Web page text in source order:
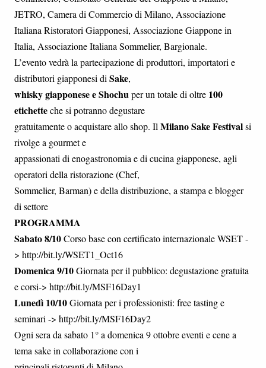
JETRO, Camera di Commercio di Milano, Associazione
Italiana Ristoratori Giapponesi, Associazione Giappone in
Italia, Associazione Italiana Sommelier, Bargionale.
L’evento vedrà la partecipazione di produttori, importatori e
distributori giapponesi diSake,
whisky giapponese e Shochuper un totale di oltre 100
etichetteche si potranno degustare
gratuitamente o acquistare allo shop. IlMilano Sake Festivalsi
rivolge a gourmet e
appassionati di enogastronomia e di cucina giapponese, agli
operatori della ristorazione (Chef,
Sommelier, Barman) e della distribuzione, a stampa e blogger
di settore
PROGRAMMA
Sabato 8/10Corso base con certificato internazionale WSET -
> http://bit.ly/WSET1_Oct16
Domenica 9/10Giornata per il pubblico: degustazione gratuita
e corsi-> http://bit.ly/MSF16Day1
Lunedì 10/10Giornata per i professionisti: free tasting e
seminari -> http://bit.ly/MSF16Day2
Ogni sera da sabato 1° a domenica 9 ottobre eventi e cene a
tema sake in collaborazione con i